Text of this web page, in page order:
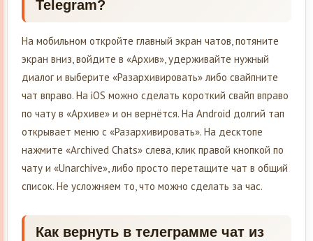
Telegram?
На мобильном откройте главный экран чатов, потяните
экран вниз, войдите в «Архив», удерживайте нужный
диалог и выберите «Разархивировать» либо свайпните
чат вправо. На iOS можно сделать короткий свайп вправо
по чату в «Архиве» и он вернётся. На Android долгий тап
открывает меню с «Разархивировать». На десктопе
нажмите «Archived Chats» слева, клик правой кнопкой по
чату и «Unarchive», либо просто перетащите чат в общий
список. Не усложняем то, что можно сделать за час.
Как вернуть в телеграмме чат из